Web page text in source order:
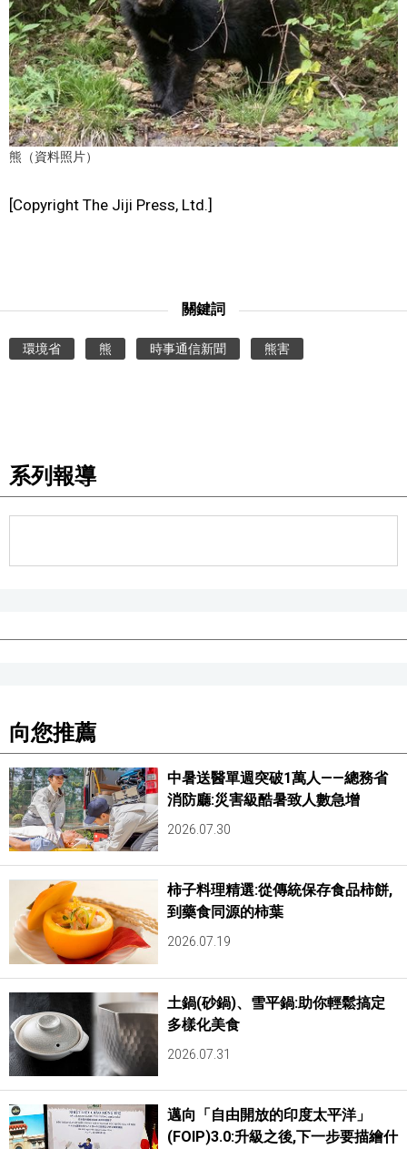
財經
文化
科學技術
生活
教育
語言
熊（資料照片）
[Copyright The Jiji Press, Ltd.]
關鍵詞
環境省 熊 時事通信新聞 熊害
系列報導
向您推薦
中暑送醫單週突破1萬人——總務省
消防廳:災害級酷暑致人數急增
2026.07.30
柿子料理精選:從傳統保存食品柿餅,
到藥食同源的柿葉
2026.07.19
土鍋(砂鍋)、雪平鍋:助你輕鬆搞定
多樣化美食
2026.07.31
邁向「自由開放的印度太平洋」
(FOIP)3.0:升級之後,下一步要描繪什